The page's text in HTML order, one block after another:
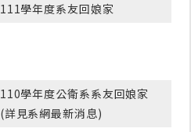
111學年度系友回娘家
110學年度公衛系系友回娘家
(詳見系網最新消息)